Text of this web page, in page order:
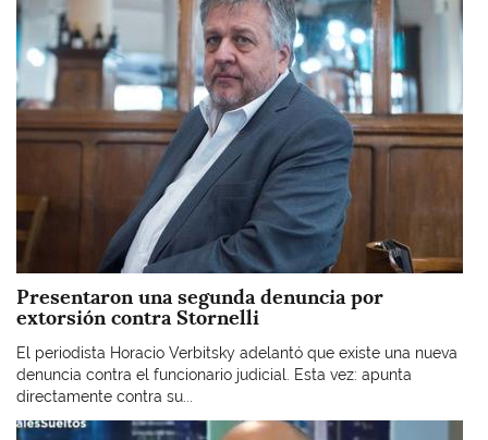
Presentaron una segunda denuncia por
extorsión contra Stornelli
El periodista Horacio Verbitsky adelantó que existe una nueva
denuncia contra el funcionario judicial. Esta vez: apunta
directamente contra su...
Imagen